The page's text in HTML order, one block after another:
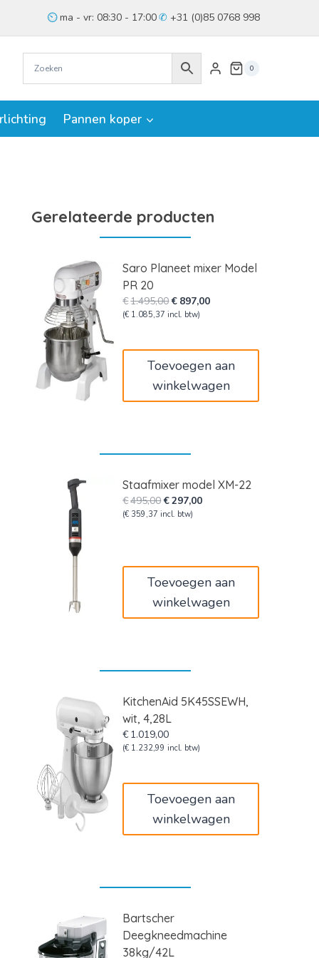
ma - vr: 08:30 - 17:00 +31 (0)85 0768 998
0
Pannen koper
Gerelateerde producten
Saro Planeet mixer Model
PR 20
€1.495,00Oorspronkelijke
prijs
€ 897,00Huidige
(€ 1.085,37 incl. btw)
Toevoegen aan
winkelwagen
Staafmixer model XM-22
€495,00Oorspronkelijke
prijs
€297,00Huidige
(€ 359,37 incl. btw)
Toevoegen aan
winkelwagen
KitchenAid 5K45SSEWH,
wit, 4,28L
€1.019,00
(€ 1.232,99 incl. btw)
Toevoegen aan
winkelwagen
Bartscher
Deegkneedmachine
38kg/42L